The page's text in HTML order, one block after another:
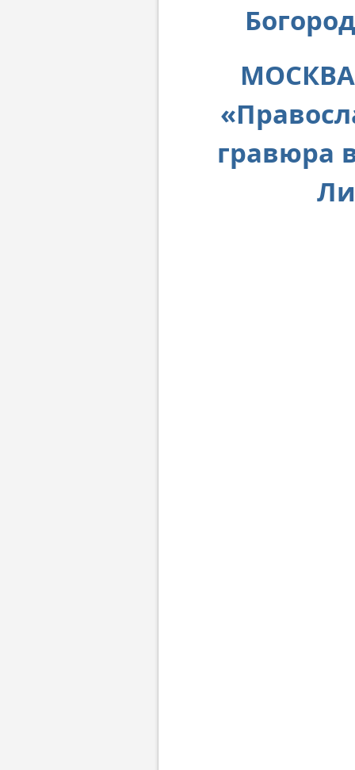
гравюра